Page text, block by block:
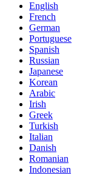
English
French
German
Portuguese
Spanish
Russian
Japanese
Korean
Arabic
Irish
Greek
Turkish
Italian
Danish
Romanian
Indonesian